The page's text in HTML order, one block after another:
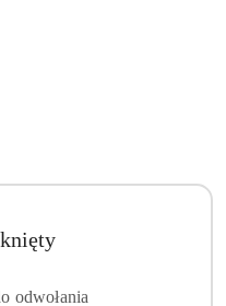
odwołania